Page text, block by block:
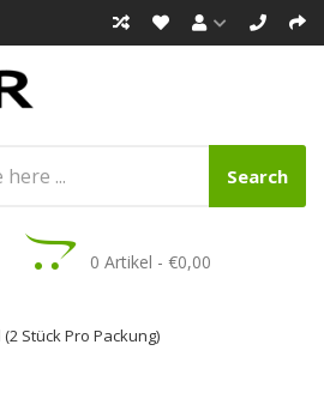
Search
0 Artikel - €0,00
Stück Pro Packung)